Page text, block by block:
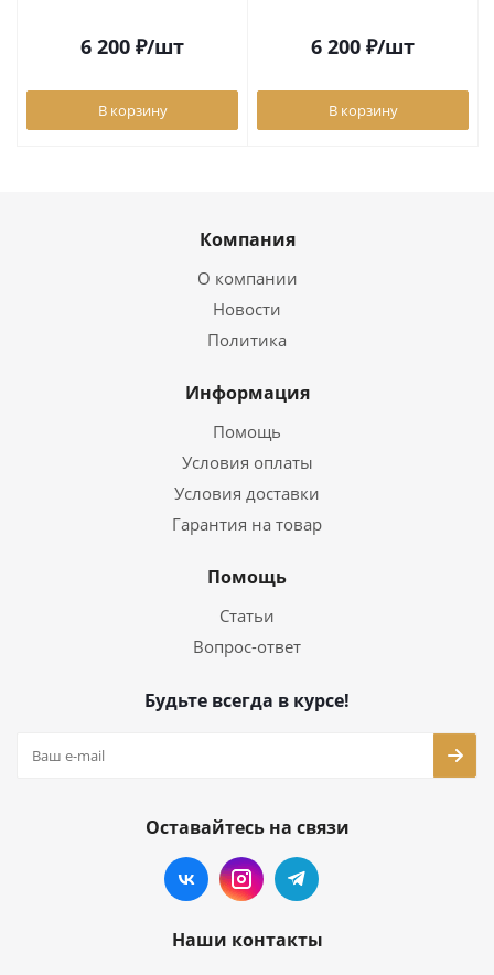
6 200 ₽/шт
В корзину
6 200 ₽/шт
В корзину
Компания
О компании
Новости
Политика
Информация
Помощь
Условия оплаты
Условия доставки
Гарантия на товар
Помощь
Статьи
Вопрос-ответ
Будьте всегда в курсе!
Оставайтесь на связи
Наши контакты